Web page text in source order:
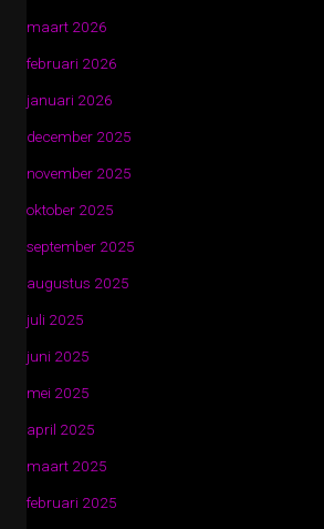
maart 2026
februari 2026
januari 2026
december 2025
november 2025
oktober 2025
september 2025
augustus 2025
juli 2025
juni 2025
mei 2025
april 2025
maart 2025
februari 2025